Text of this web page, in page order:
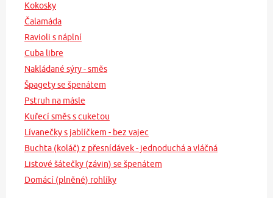
Kokosky
Čalamáda
Ravioli s náplní
Cuba libre
Nakládané sýry - směs
Špagety se špenátem
Pstruh na másle
Kuřecí směs s cuketou
Lívanečky s jablíčkem - bez vajec
Buchta (koláč) z přesnídávek - jednoduchá a vláčná
Listové šátečky (závin) se špenátem
Domácí (plněné) rohlíky